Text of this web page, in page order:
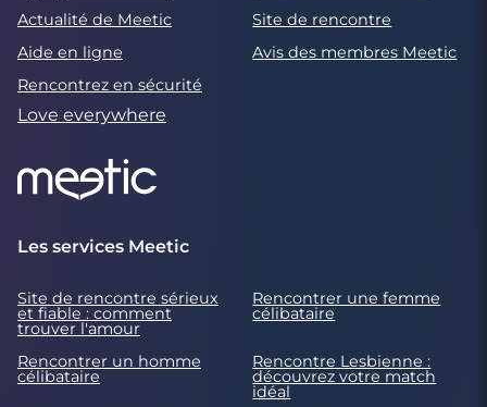
Actualité de Meetic
Site de rencontre
Aide en ligne
Avis des membres Meetic
Rencontrez en sécurité
Love everywhere
Les services Meetic
Site de rencontre sérieux
et fiable : comment
trouver l'amour
Rencontrer une femme
célibataire
Rencontrer un homme
célibataire
Rencontre Lesbienne :
découvrez votre match
idéal